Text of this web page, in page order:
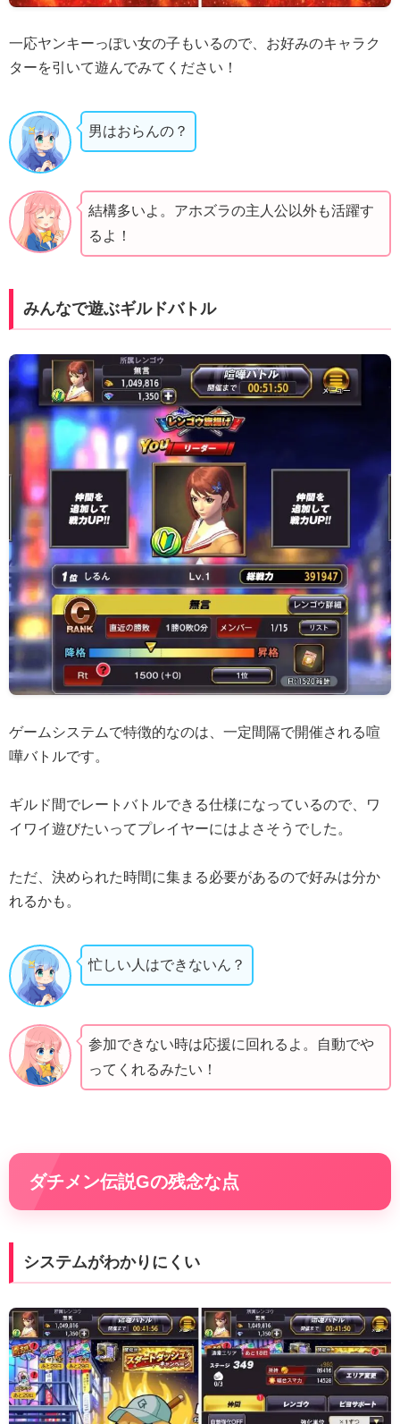
一応ヤンキーっぽい女の子もいるので、お好みのキャラク
ターを引いて遊んでみてください！
男はおらんの？
結構多いよ。アホズラの主人公以外も活躍す
るよ！
みんなで遊ぶギルドバトル
ゲームシステムで特徴的なのは、一定間隔で開催される喧
嘩バトルです。
ギルド間でレートバトルできる仕様になっているので、ワ
イワイ遊びたいってプレイヤーにはよさそうでした。
ただ、決められた時間に集まる必要があるので好みは分か
れるかも。
忙しい人はできないん？
参加できない時は応援に回れるよ。自動でや
ってくれるみたい！
ダチメン伝説Gの残念な点
システムがわかりにくい